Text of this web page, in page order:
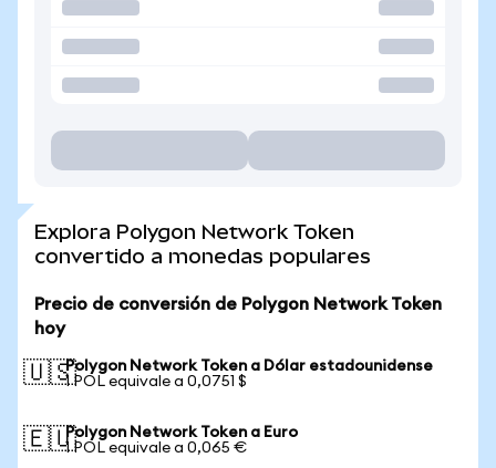
Explora Polygon Network Token
convertido a monedas populares
Precio de conversión de Polygon Network Token
hoy
🇺🇸Polygon Network Token a Dólar estadounidense
1 POL equivale a 0,0751 $
🇪🇺Polygon Network Token a Euro
1 POL equivale a 0,065 €